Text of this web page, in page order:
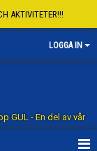
AKTIVITETER!!!
LOGGA IN